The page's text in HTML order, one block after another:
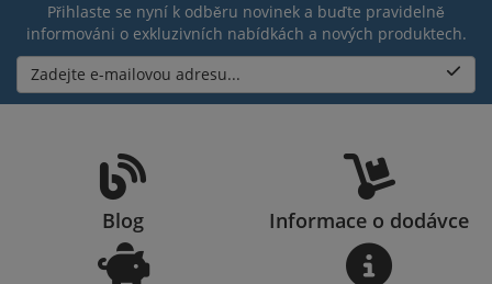
Přihlaste se nyní k odběru novinek a buďte pravidelně
informováni o exkluzivních nabídkách a nových produktech.
Zadejte e-mailovou adresu...
Blog Informace o dodávce